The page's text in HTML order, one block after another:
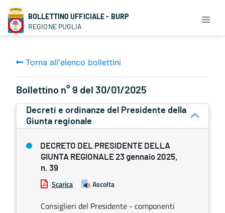
BOLLETTINO UFFICIALE - BURP
REGIONE PUGLIA
Torna all'elenco bollettini
Bollettino n° 9 del 30/01/2025
Decreti e ordinanze del Presidente della
Giunta regionale
DECRETO DEL PRESIDENTE DELLA
GIUNTA REGIONALE 23 gennaio 2025,
n. 39
Scarica Ascolta
Consiglieri del Presidente - componenti